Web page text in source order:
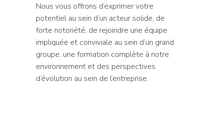
Nous vous offrons d’exprimer votre
potentiel au sein d’un acteur solide, de
forte notoriété, de rejoindre une équipe
impliquée et conviviale au sein d’un grand
groupe, une formation complète à notre
environnement et des perspectives
d’évolution au sein de l’entreprise.